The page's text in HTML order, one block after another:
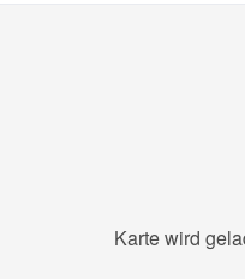
Karte wird